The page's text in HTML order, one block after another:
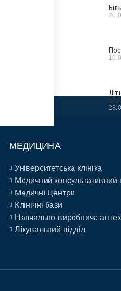
МЕДИЦИНА
Університетська клініка
Медичний консультативний
Медичні Центри
Клінічні бази
Навчально-виробнича
Лікувальний відділ